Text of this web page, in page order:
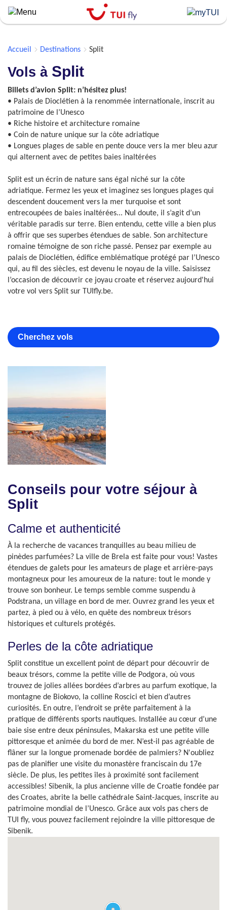
Skip
to
Accueil
Destinations Split
Vols à Split
Billets d’avion Split: n’hésitez plus!
• Palais de Dioclétien à la renommée internationale, inscrit au
patrimoine de l’Unesco
• Riche histoire et architecture romaine
• Coin de nature unique sur la côte adriatique
• Longues plages de sable en pente douce vers la mer bleu azur
qui alternent avec de petites baies inaltérées
Split est un écrin de nature sans égal niché sur la côte
adriatique. Fermez les yeux et imaginez ses longues plages qui
descendent doucement vers la mer turquoise et sont
entrecoupées de baies inaltérées... Nul doute, il s’agit d’un
véritable paradis sur terre. Bien entendu, cette ville a bien plus
à offrir que ses superbes étendues de sable. Son architecture
romaine témoigne de son riche passé. Pensez par exemple au
palais de Dioclétien, édifice emblématique protégé par l’Unesco
qui, au fil des siècles, est devenu le noyau de la ville. Saisissez
l’occasion de découvrir ce joyau croate et réservez aujourd'hui
votre vol vers Split sur TUIfly.be.
Cherchez vols
Conseils pour votre séjour à
Split
Calme et authenticité
À la recherche de vacances tranquilles au beau milieu de
pinèdes parfumées? La ville de Brela est faite pour vous! Vastes
étendues de galets pour les amateurs de plage et arrière-pays
montagneux pour les amoureux de la nature: tout le monde y
trouve son bonheur. Le temps semble comme suspendu à
Podstrana, un village en bord de mer. Ouvrez grand les yeux et
partez, à pied ou à vélo, en quête des nombreux trésors
historiques et culturels protégés.
Perles de la côte adriatique
Split constitue un excellent point de départ pour découvrir de
beaux trésors, comme la petite ville de Podgora, où vous
trouvez de jolies allées bordées d’arbres au parfum exotique, la
montagne de Biokovo, la colline Roscici et bien d’autres
curiosités. En outre, l’endroit se prête parfaitement à la
pratique de différents sports nautiques. Installée au cœur d’une
baie sise entre deux péninsules, Makarska est une petite ville
pittoresque et animée du bord de mer. N’est-il pas agréable de
flâner sur la longue promenade bordée de palmiers? N'oubliez
pas de planifier une visite du monastère franciscain du 17e
siècle. De plus, les petites îles à proximité sont facilement
accessibles! Sibenik, la plus ancienne ville de Croatie fondée par
des Croates, abrite la belle cathédrale Saint-Jacques, inscrite au
patrimoine mondial de l’Unesco. Grâce aux vols pas chers de
TUI fly, vous pouvez facilement rejoindre la ville pittoresque de
Sibenik.